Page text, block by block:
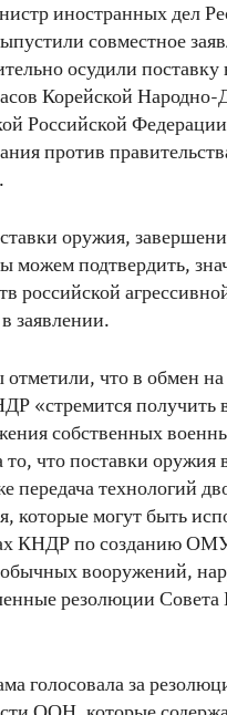
иностранных дел
совместное
осудили поставку
Корейской Народно-
Российской
против
оружия,
можем подтвердить,
российской
заявлении.
что в обмен
«стремится
собственных
то, что поставки
передача технологий
которые могут быть
КНДР по созданию
обычных вооружений,
резолюции Совета
голосовала за